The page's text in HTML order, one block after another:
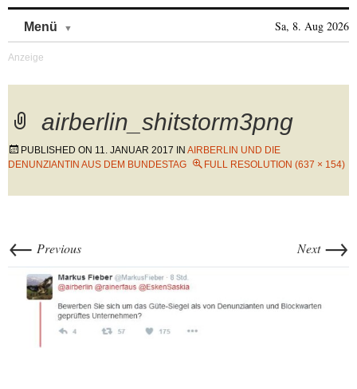
Menü Sa, 8. Aug 2026
airberlin_shitstorm3png
PUBLISHED ON 11. JANUAR 2017 IN AIRBERLIN UND DIE
DENUNZIANTIN AUS DEM BUNDESTAG
FULL RESOLUTION (637 × 154)
← Previous Next →